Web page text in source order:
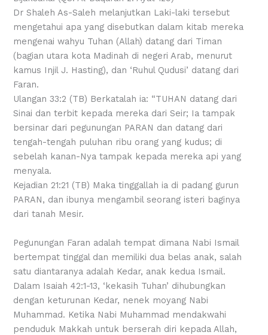
Dr Shaleh As-Saleh melanjutkan Laki-laki tersebut
mengetahui apa yang disebutkan dalam kitab mereka
mengenai wahyu Tuhan (Allah) datang dari Timan
(bagian utara kota Madinah di negeri Arab, menurut
kamus Injil J. Hasting), dan ‘Ruhul Qudusi’ datang dari
Faran.
Ulangan 33:2 (TB) Berkatalah ia: “TUHAN datang dari
Sinai dan terbit kepada mereka dari Seir; Ia tampak
bersinar dari pegunungan PARAN dan datang dari
tengah-tengah puluhan ribu orang yang kudus; di
sebelah kanan-Nya tampak kepada mereka api yang
menyala.
Kejadian 21:21 (TB) Maka tinggallah ia di padang gurun
PARAN, dan ibunya mengambil seorang isteri baginya
dari tanah Mesir.
Pegunungan Faran adalah tempat dimana Nabi Ismail
bertempat tinggal dan memiliki dua belas anak, salah
satu diantaranya adalah Kedar, anak kedua Ismail.
Dalam Isaiah 42:1-13, ‘kekasih Tuhan’ dihubungkan
dengan keturunan Kedar, nenek moyang Nabi
Muhammad. Ketika Nabi Muhammad mendakwahi
penduduk Makkah untuk berserah diri kepada Allah,